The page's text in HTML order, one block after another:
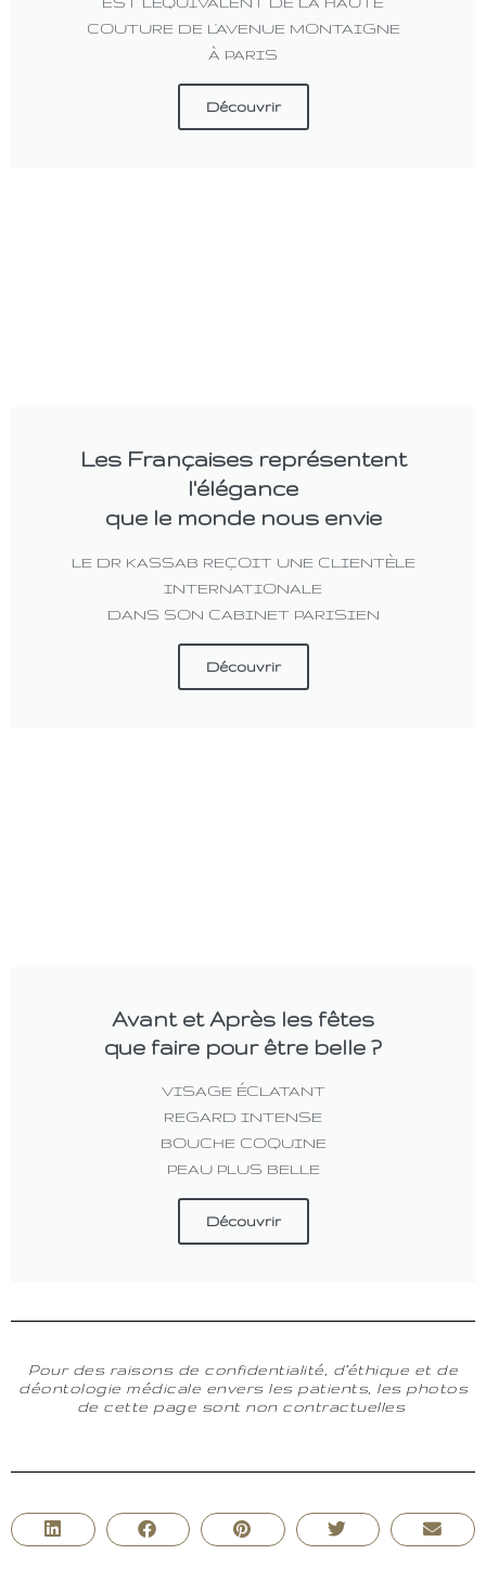
COUTURE DE L'AVENUE MONTAIGNE
À PARIS
Découvrir
Les Françaises représentent
l'élégance
que le monde nous envie
LE DR KASSAB REÇOIT UNE CLIENTÈLE
INTERNATIONALE
DANS SON CABINET PARISIEN
Découvrir
Avant et Après les fêtes
que faire pour être belle ?
VISAGE ÉCLATANT
REGARD INTENSE
BOUCHE COQUINE
PEAU PLUS BELLE
Découvrir
Pour des raisons de confidentialité, d’éthique et de
déontologie médicale envers les patients, les photos
de cette page sont non contractuelles